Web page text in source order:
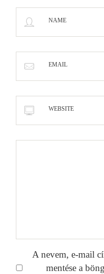
NAME
EMAIL
WEBSITE
A nevem, e-mail
mentése a